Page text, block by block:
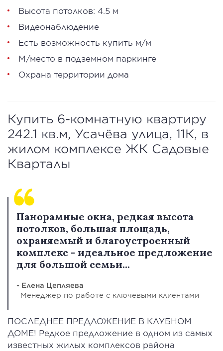
Высота потолков: 4.5 м
Видеонаблюдение
Есть возможность купить м/м
М/место в подземном паркинге
Охрана территории дома
Купить 6-комнатную квартиру
242.1 кв.м, Усачёва улица, 11К, в
жилом комплексе ЖК Садовые
Кварталы
Панорамные окна, редкая высота
потолков, большая площадь,
охраняемый и благоустроенный
комплекс - идеальное предложение
для большой семьи...
- Елена Цепляева
Менеджер по работе с ключевыми клиентами
ПОСЛЕДНЕЕ ПРЕДЛОЖЕНИЕ В КЛУБНОМ
ДОМЕ! Редкое предложение в одном из самых
известных жилых комплексов района